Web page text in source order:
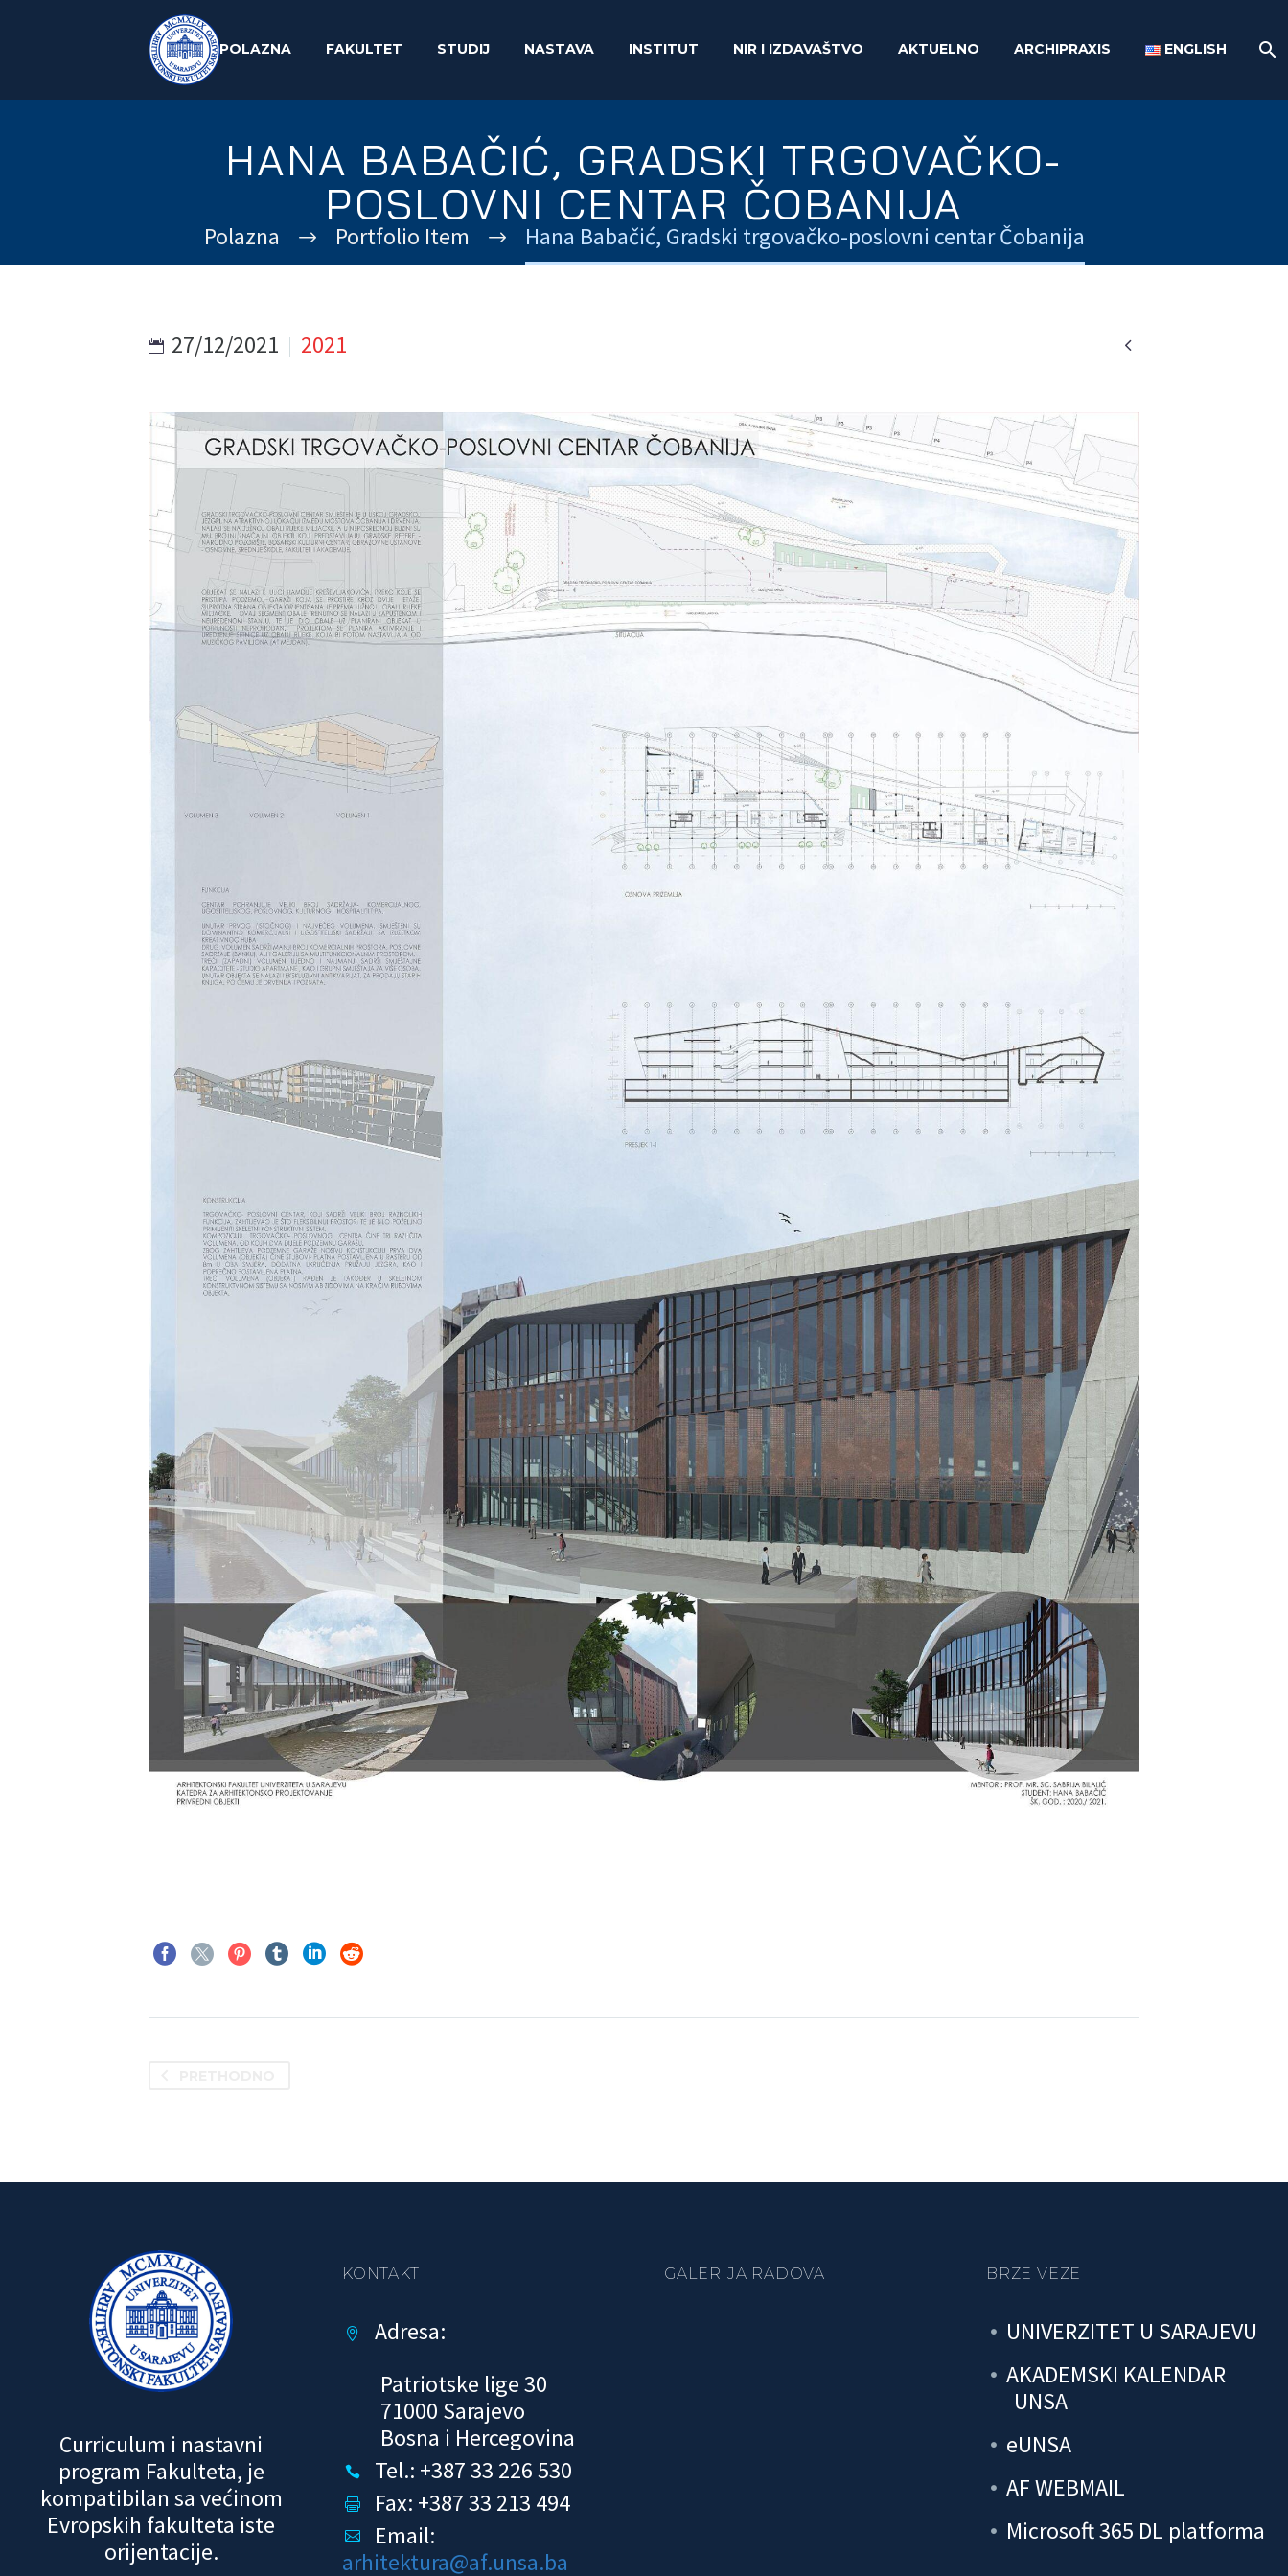
POLAZNA FAKULTET STUDIJ NASTAVA INSTITUT NIR I IZDAVAŠTVO AKTUELNO ARCHIPRAXIS ENGLISH
HANA BABAČIĆ, GRADSKI TRGOVAČKO-
POSLOVNI CENTAR ČOBANIJA
Polazna Portfolio Item Hana Babačić, Gradski trgovačko-poslovni centar Čobanija

27/12/2021 2021
Curriculum i nastavni
program Fakulteta, je
kompatibilan sa većinom
Evropskih fakulteta iste
orijentacije.
KONTAKT


Adresa:
Patriotske lige 30
71000 Sarajevo
Bosna i Hercegovina

 Tel.: +387 33 226 530

 Fax: +387 33 213 494


Email:
arhitektura@af.unsa.ba
GALERIJA RADOVA BRZE VEZE
UNIVERZITET U SARAJEVU
AKADEMSKI KALENDAR
UNSA
eUNSA
AF WEBMAIL
Microsoft 365 DL platforma